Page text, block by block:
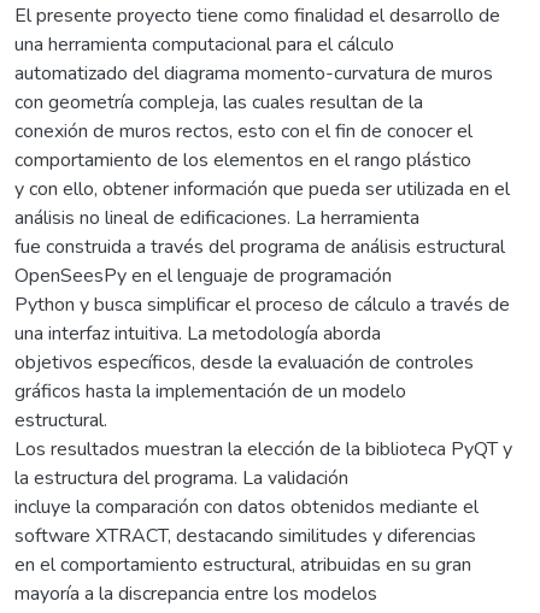
El presente proyecto tiene como finalidad el desarrollo de
una herramienta computacional para el cálculo
automatizado del diagrama momento-curvatura de muros
con geometría compleja, las cuales resultan de la
conexión de muros rectos, esto con el fin de conocer el
comportamiento de los elementos en el rango plástico
y con ello, obtener información que pueda ser utilizada en el
análisis no lineal de edificaciones. La herramienta
fue construida a través del programa de análisis estructural
OpenSeesPy en el lenguaje de programación
Python y busca simplificar el proceso de cálculo a través de
una interfaz intuitiva. La metodología aborda
objetivos específicos, desde la evaluación de controles
gráficos hasta la implementación de un modelo
estructural.
Los resultados muestran la elección de la biblioteca PyQT y
la estructura del programa. La validación
incluye la comparación con datos obtenidos mediante el
software XTRACT, destacando similitudes y diferencias
en el comportamiento estructural, atribuidas en su gran
mayoría a la discrepancia entre los modelos